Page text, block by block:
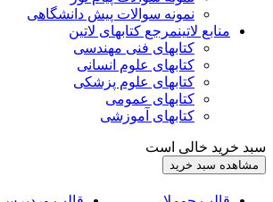
نمونه سوالات پیش دانشگاهی
منابع لاتینمرجع کتابهای لاتین
کتابهای فنی مهندسی
کتابهای علوم انسانی
کتابهای علوم پزشکی
کتابهای عمومی
کتابهای آموزشی
سبد خرید خالی است